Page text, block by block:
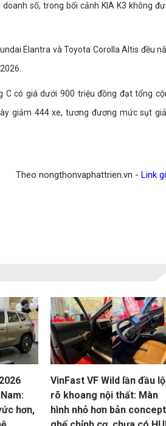
số, trong bối cảnh KIA K3 không
Elantra và Toyota Corolla Altis đều
C có giá dưới 900 triệu đồng đạt tổng
giảm 444 xe, tương đương mức sụt
Theo nongthonvaphattrien.vn - Link
hơn,
VinFast VF Wild lần đầu lộ
rõ khoang nội thất: Màn
hình nhỏ hơn bản